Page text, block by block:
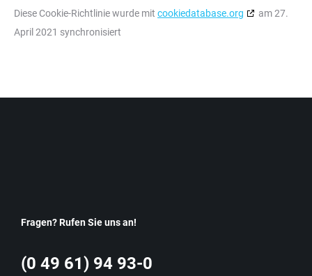
Diese Cookie-Richtlinie wurde mit cookiedatabase.org
am 27.
April 2021 synchronisiert
Fragen? Rufen Sie uns an!
(0 49 61) 94 93-0